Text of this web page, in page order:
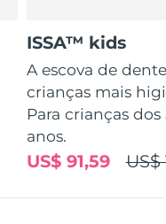
ISSA™ kids
A escova de
crianças mais
Para crianças dos
anos.
US$
US$ 91,59
Entrega prevista9/8/26
Entrega prevista
Entrega prevista8/8/26
Entrega prevista9/8/26